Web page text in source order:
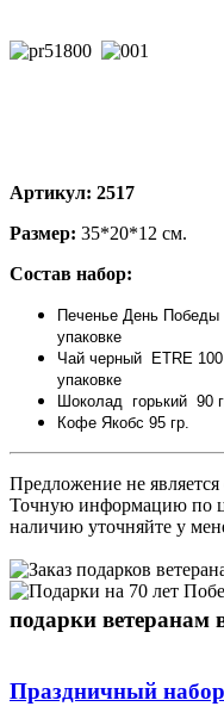
Артикул: 2517
Размер: 35*20*12 см.
Состав набор:
Печенье День Победы
упаковке
Чай черный ETRE 100
упаковке
Шоколад горький 90
Кофе Якобс 95 гр.
Предложение не является
Точную информацию по
наличию уточняйте у
подарки ветеранам
Праздничный